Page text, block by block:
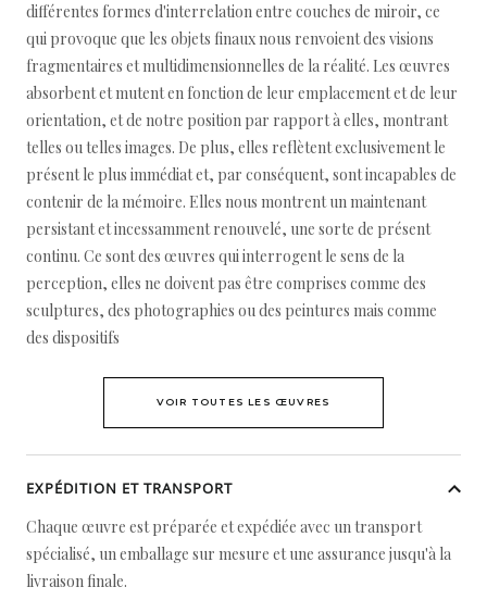
différentes formes d'interrelation entre couches de miroir, ce
qui provoque que les objets finaux nous renvoient des visions
fragmentaires et multidimensionnelles de la réalité. Les œuvres
absorbent et mutent en fonction de leur emplacement et de leur
orientation, et de notre position par rapport à elles, montrant
telles ou telles images. De plus, elles reflètent exclusivement le
présent le plus immédiat et, par conséquent, sont incapables de
contenir de la mémoire. Elles nous montrent un maintenant
persistant et incessamment renouvelé, une sorte de présent
continu. Ce sont des œuvres qui interrogent le sens de la
perception, elles ne doivent pas être comprises comme des
sculptures, des photographies ou des peintures mais comme
des dispositifs
VOIR TOUTES LES ŒUVRES
EXPÉDITION ET TRANSPORT
Chaque œuvre est préparée et expédiée avec un transport
spécialisé, un emballage sur mesure et une assurance jusqu'à la
livraison finale.